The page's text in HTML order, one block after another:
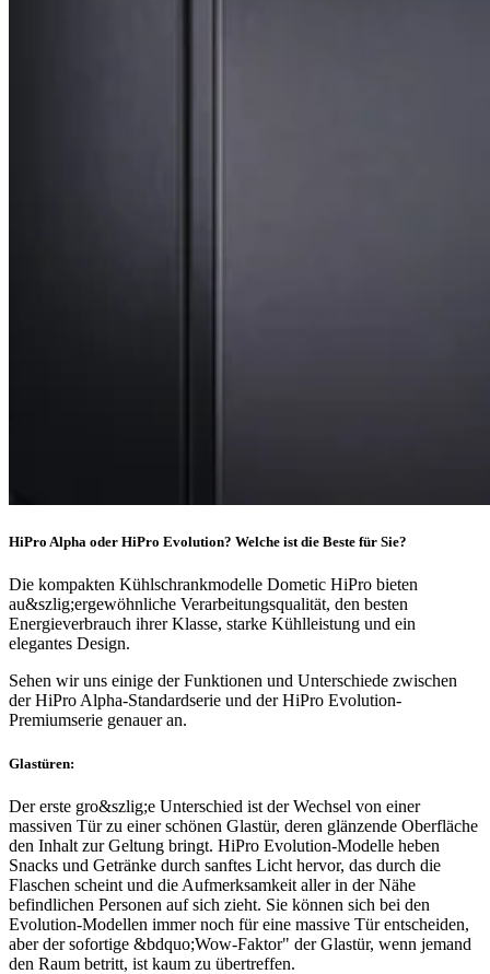
HiPro Alpha oder HiPro Evolution? Welche ist die Beste für Sie?
Die kompakten Kühlschrankmodelle Dometic HiPro bieten
au&szlig;ergewöhnliche Verarbeitungsqualität, den besten
Energieverbrauch ihrer Klasse, starke Kühlleistung und ein
elegantes Design.
Sehen wir uns einige der Funktionen und Unterschiede zwischen
der HiPro Alpha-Standardserie und der HiPro Evolution-
Premiumserie genauer an.
Glastüren:
Der erste gro&szlig;e Unterschied ist der Wechsel von einer
massiven Tür zu einer schönen Glastür, deren glänzende Oberfläche
den Inhalt zur Geltung bringt. HiPro Evolution-Modelle heben
Snacks und Getränke durch sanftes Licht hervor, das durch die
Flaschen scheint und die Aufmerksamkeit aller in der Nähe
befindlichen Personen auf sich zieht. Sie können sich bei den
Evolution-Modellen immer noch für eine massive Tür entscheiden,
aber der sofortige &bdquo;Wow-Faktor" der Glastür, wenn jemand
den Raum betritt, ist kaum zu übertreffen.